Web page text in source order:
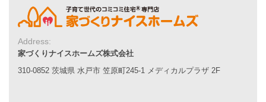
家づくりの流れ
7つのポイント
アフターメンテナンス
平屋をお考えの方へ
二世帯住宅をお考えの方へ
Address:
家づくりナイスホームズ株式会社
310-0852 茨城県 水戸市 笠原町245-1 メディカルプラザ 2F